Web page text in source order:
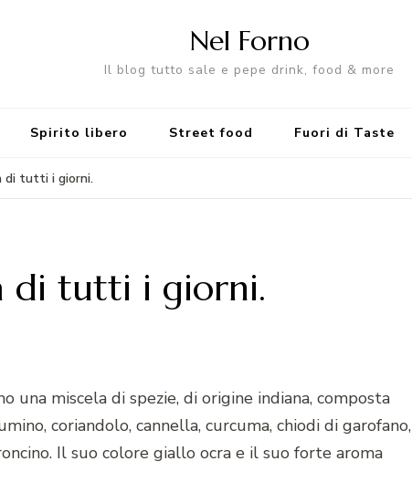
Nel Forno
Il blog tutto sale e pepe drink, food & more
Spirito libero Street food Fuori di Taste
di tutti i giorni.
di tutti i giorni.
una miscela di spezie, di origine indiana, composta
coriandolo, cannella, curcuma, chiodi di garofano,
Il suo colore giallo ocra e il suo forte aroma